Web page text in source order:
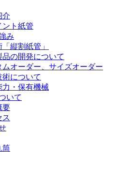
介
ント紙管
み
縦割紙管」
品の開発について
ムオーダー、サイズオーダー
術について
力・保有機械
いて
要
ス